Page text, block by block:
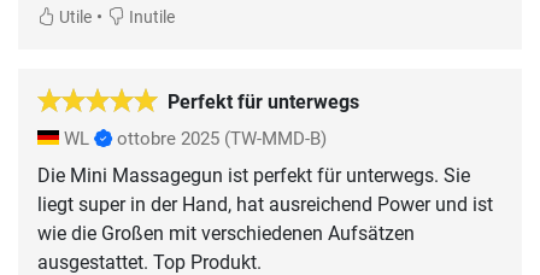
Utile • Inutile
Perfekt für unterwegs
WL ottobre 2025 (TW-MMD-B)
Die Mini Massagegun ist perfekt für unterwegs. Sie
liegt super in der Hand, hat ausreichend Power und ist
wie die Großen mit verschiedenen Aufsätzen
ausgestattet. Top Produkt.